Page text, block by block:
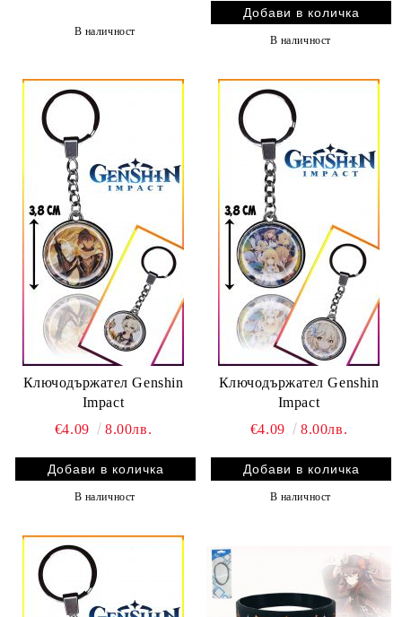
В наличност
В наличност
Ключодържател Genshin
Impact
€4.09
8.00лв.
В наличност
Ключодържател Genshin
Impact
€4.09
8.00лв.
В наличност